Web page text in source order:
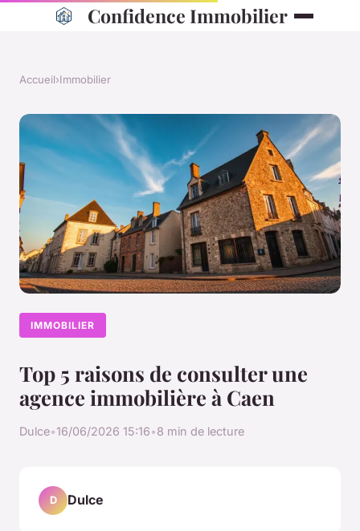
Confidence Immobilier
Accueil›Immobilier
IMMOBILIER
Top 5 raisons de consulter une
agence immobilière à Caen
Dulce•16/06/2026 15:16•8 min de lecture
D Dulce